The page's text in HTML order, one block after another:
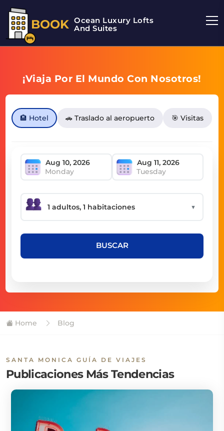
BOOK Ocean Luxury Lofts
And Suites
¡Viaja Por El Mundo Con Nosotros!
🏨 Hotel 🚗 Traslado al aeropuerto 🎯 Visitas
Monday Tuesday
▼
BUSCAR
Home Blog
SANTA MONICA GUÍA DE VIAJES
Publicaciones Más Tendencias